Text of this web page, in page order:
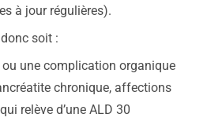
à jour régulières).
donc soit :
une complication organique
chronique, affections
relève d’une ALD 30